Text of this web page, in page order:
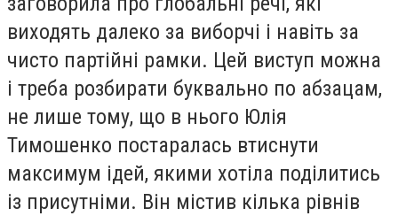
виходять далеко за виборчі і навіть за
чисто партійні рамки. Цей виступ можна
і треба розбирати буквально по абзацам,
не лише тому, що в нього Юлія
Тимошенко постаралась втиснути
максимум ідей, якими хотіла поділитись
із присутніми. Він містив кілька рівнів